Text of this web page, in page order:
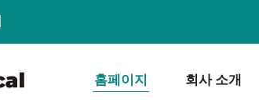
홈페이지 회사 소개